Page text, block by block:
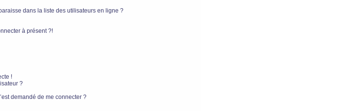
dans la liste des utilisateurs en ligne ?
à présent ?!
!
?
demandé de me connecter ?